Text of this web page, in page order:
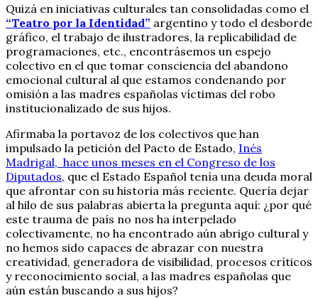
Quizá en iniciativas culturales tan consolidadas como el
“Teatro por la Identidad” argentino y todo el desborde
gráfico, el trabajo de ilustradores, la replicabilidad de
programaciones, etc., encontrásemos un espejo
colectivo en el que tomar consciencia del abandono
emocional cultural al que estamos condenando por
omisión a las madres españolas víctimas del robo
institucionalizado de sus hijos.
Afirmaba la portavoz de los colectivos que han
impulsado la petición del Pacto de Estado, Inés
Madrigal, hace unos meses en el Congreso de los
Diputados, que el Estado Español tenía una deuda moral
que afrontar con su historia más reciente. Quería dejar
al hilo de sus palabras abierta la pregunta aquí: ¿por qué
este trauma de país no nos ha interpelado
colectivamente, no ha encontrado aún abrigo cultural y
no hemos sido capaces de abrazar con nuestra
creatividad, generadora de visibilidad, procesos críticos
y reconocimiento social, a las madres españolas que
aún están buscando a sus hijos?